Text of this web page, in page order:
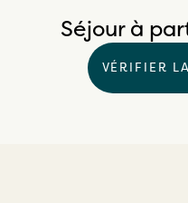
Séjour à
VÉRIFIER